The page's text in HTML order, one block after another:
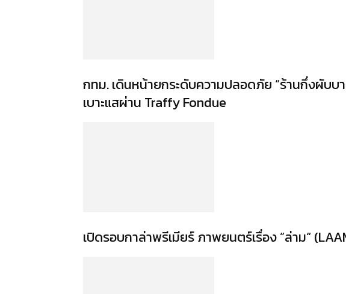
กทม. เดินหน้ายกระดับความปลอดภัย “ร้านกึ่งผับบ
เบาะแสผ่าน Traffy Fondue
เปิดรอบกาล่าพรีเมียร์ ภาพยนตร์เรื่อง ”ล่าม“